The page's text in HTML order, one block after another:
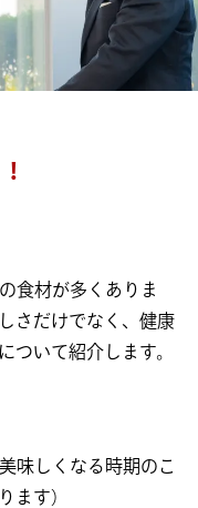
食材が多くありま
さだけでなく、健康
ついて紹介します。
味しくなる時期のこ
ます）